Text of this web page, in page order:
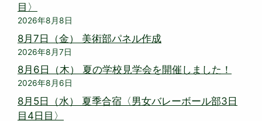
目〉
2026年8月8日
8月7日（金） 美術部パネル作成
2026年8月7日
8月6日（木） 夏の学校見学会を開催しました！
2026年8月6日
8月5日（水） 夏季合宿〈男女バレーボール部3日
目4日目〉